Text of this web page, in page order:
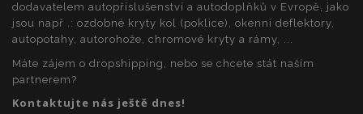
dodavatelem autopříslušenství a autodoplňků v Evropě, jako
jsou např .: ozdobné kryty kol (poklice), okenní deflektory,
autopotahy, autorohože, chromové kryty a rámy, ...
Máte zájem o dropshipping, nebo se chcete stát naším
partnerem?
Kontaktujte nás ještě dnes!
Funkční soubory